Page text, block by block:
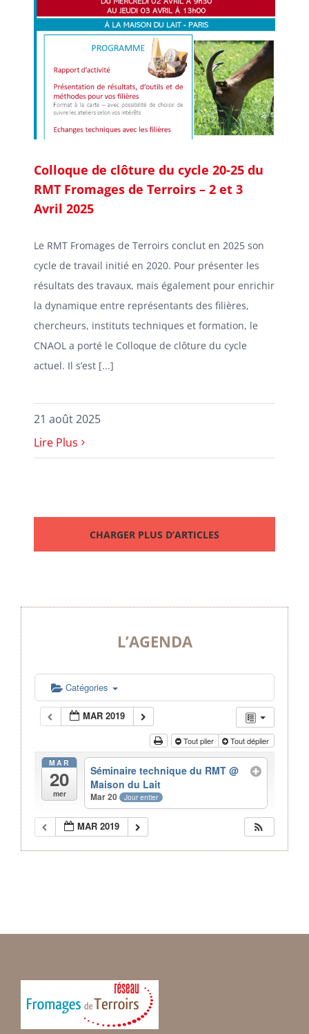
Colloque de clôture du cycle 20-25 du
RMT Fromages de Terroirs – 2 et 3
Avril 2025
Le RMT Fromages de Terroirs conclut en 2025 son
cycle de travail initié en 2020. Pour présenter les
résultats des travaux, mais également pour enrichir
la dynamique entre représentants des filières,
chercheurs, instituts techniques et formation, le
CNAOL a porté le Colloque de clôture du cycle
actuel. Il s’est [...]
21 août 2025
Lire Plus
CHARGER PLUS D’ARTICLES
L’AGENDA
Catégories
MAR 2019
Tout plier Tout déplier
MAR
20
mer
Séminaire technique du RMT @
Maison du Lait
Mar 20 Jour entier
MAR 2019